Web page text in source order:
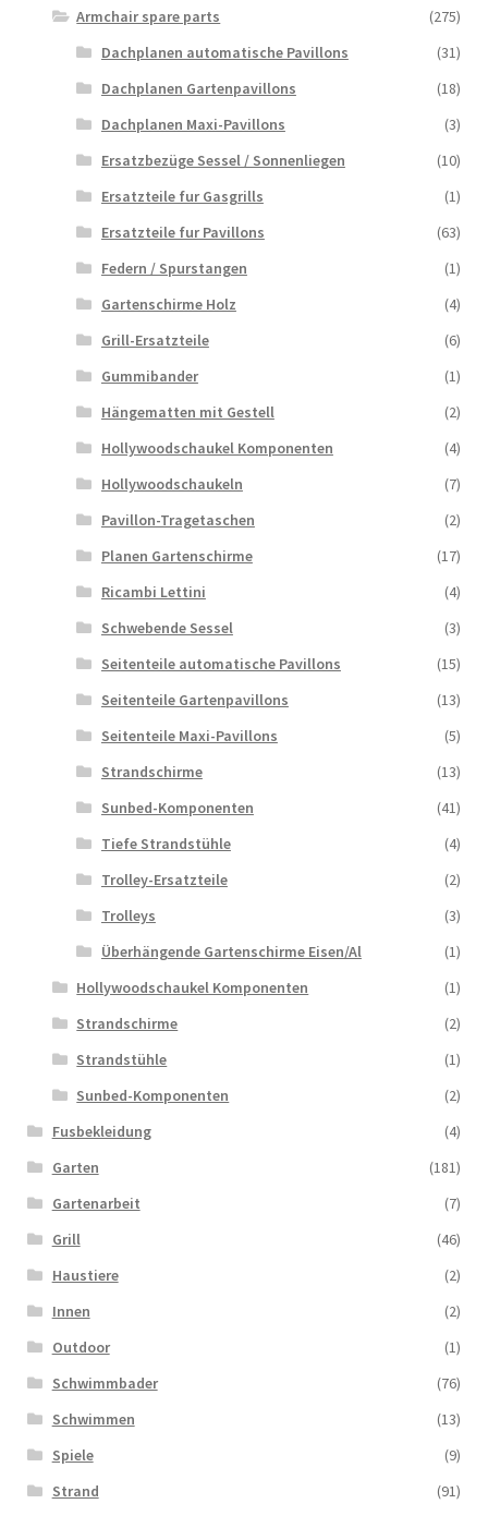
Armchair spare parts
(275)
Dachplanen automatische Pavillons
(31)
Dachplanen Gartenpavillons
(18)
Dachplanen Maxi-Pavillons
(3)
Ersatzbezüge Sessel / Sonnenliegen
(10)
Ersatzteile fur Gasgrills
(1)
Ersatzteile fur Pavillons
(63)
Federn / Spurstangen
(1)
Gartenschirme Holz
(4)
Grill-Ersatzteile
(6)
Gummibander
(1)
Hängematten mit Gestell
(2)
Hollywoodschaukel Komponenten
(4)
Hollywoodschaukeln
(7)
Pavillon-Tragetaschen
(2)
Planen Gartenschirme
(17)
Ricambi Lettini
(4)
Schwebende Sessel
(3)
Seitenteile automatische Pavillons
(15)
Seitenteile Gartenpavillons
(13)
Seitenteile Maxi-Pavillons
(5)
Strandschirme
(13)
Sunbed-Komponenten
(41)
Tiefe Strandstühle
(4)
Trolley-Ersatzteile
(2)
Trolleys
(3)
Überhängende Gartenschirme Eisen/Al
(1)
Hollywoodschaukel Komponenten
(1)
Strandschirme
(2)
Strandstühle
(1)
Sunbed-Komponenten
(2)
Fusbekleidung
(4)
Garten
(181)
Gartenarbeit
(7)
Grill
(46)
Haustiere
(2)
Innen
(2)
Outdoor
(1)
Schwimmbader
(76)
Schwimmen
(13)
Spiele
(9)
Strand
(91)